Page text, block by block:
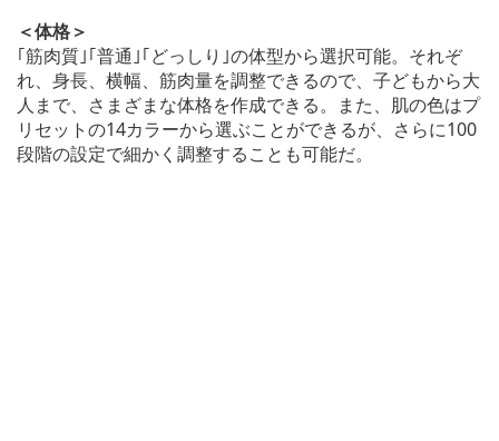
＜体格＞
｢筋肉質｣｢普通｣｢どっしり｣の体型から選択可能。それぞ
れ、身長、横幅、筋肉量を調整できるので、子どもから大
人まで、さまざまな体格を作成できる。また、肌の色はプ
リセットの14カラーから選ぶことができるが、さらに100
段階の設定で細かく調整することも可能だ。